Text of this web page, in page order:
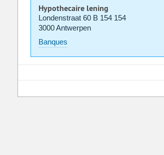
Hypothecaire lening
Londenstraat 60 B 154 154
3000 Antwerpen
Banques